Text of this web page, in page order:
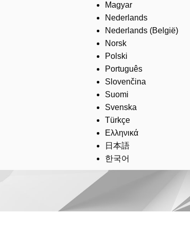
Magyar
Nederlands
Nederlands (België)
Norsk
Polski
Português
Slovenčina
Suomi
Svenska
Türkçe
Ελληνικά
日本語
한국어